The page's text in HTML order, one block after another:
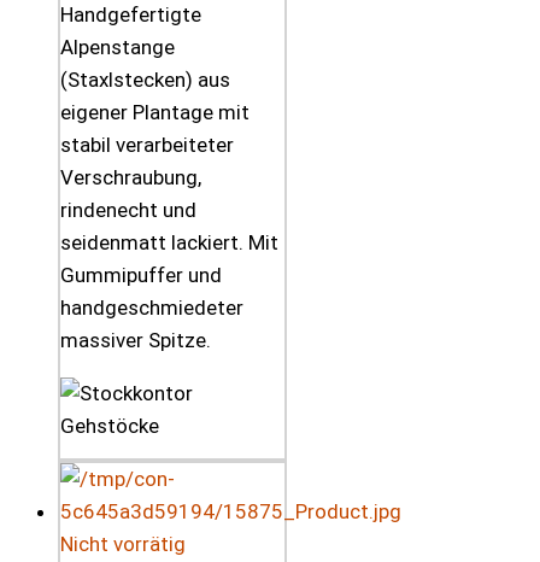
Handgefertigte
Alpenstange
(Staxlstecken) aus
eigener Plantage mit
stabil verarbeiteter
Verschraubung,
rindenecht und
seidenmatt lackiert. Mit
Gummipuffer und
handgeschmiedeter
massiver Spitze.
Nicht vorrätig